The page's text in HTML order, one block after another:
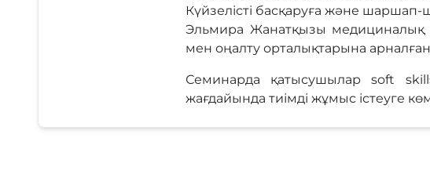
Күйзелісті басқаруға және
Эльмира Жанатқызы медициналық
мен оңалту орталықтарына
Семинарда қатысушылар soft
жағдайында тиімді жұмыс істеуге